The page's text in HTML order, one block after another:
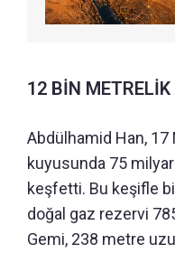
12 BİN
Abdülhamid Han, 17
kuyusunda 75
keşfetti. Bu keşifle
doğal gaz rezervi
Gemi, 238 metre